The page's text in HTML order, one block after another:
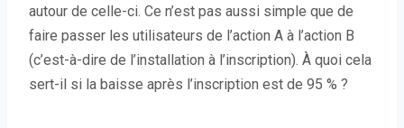
autour de celle-ci. Ce n’est pas aussi simple que de
faire passer les utilisateurs de l’action A à l’action B
(c’est-à-dire de l’installation à l’inscription). À quoi cela
sert-il si la baisse après l’inscription est de 95 % ?